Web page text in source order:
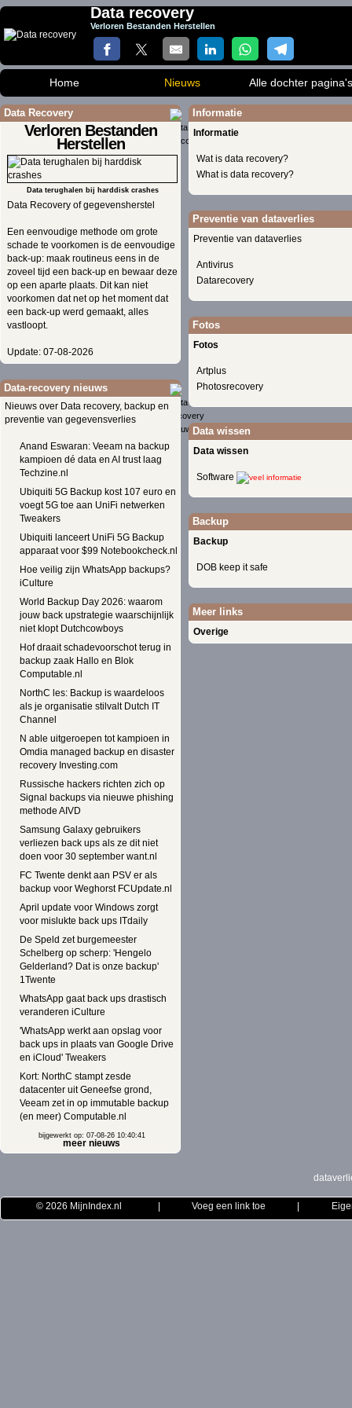
Data recovery
Verloren Bestanden Herstellen
Home Nieuws Alle dochter pagina's
Data Recovery
Verloren Bestanden
Herstellen
Data terughalen bij harddisk crashes
Data Recovery of gegevensherstel
Een eenvoudige methode om grote
schade te voorkomen is de eenvoudige
back-up: maak routineus eens in de
zoveel tijd een back-up en bewaar deze
op een aparte plaats. Dit kan niet
voorkomen dat net op het moment dat
een back-up werd gemaakt, alles
vastloopt.
Update: 07-08-2026
Data-recovery nieuws
Nieuws over Data recovery, backup en
preventie van gegevensverlies
Anand Eswaran: Veeam na backup
kampioen dé data en AI trust laag
Techzine.nl
Ubiquiti 5G Backup kost 107 euro en
voegt 5G toe aan UniFi netwerken
Tweakers
Ubiquiti lanceert UniFi 5G Backup
apparaat voor $99 Notebookcheck.nl
Hoe veilig zijn WhatsApp backups?
iCulture
World Backup Day 2026: waarom
jouw back upstrategie waarschijnlijk
niet klopt Dutchcowboys
Hof draait schadevoorschot terug in
backup zaak Hallo en Blok
Computable.nl
NorthC les: Backup is waardeloos
als je organisatie stilvalt Dutch IT
Channel
N able uitgeroepen tot kampioen in
Omdia managed backup en disaster
recovery Investing.com
Russische hackers richten zich op
Signal backups via nieuwe phishing
methode AIVD
Samsung Galaxy gebruikers
verliezen back ups als ze dit niet
doen voor 30 september want.nl
FC Twente denkt aan PSV er als
backup voor Weghorst FCUpdate.nl
April update voor Windows zorgt
voor mislukte back ups ITdaily
De Speld zet burgemeester
Schelberg op scherp: 'Hengelo
Gelderland? Dat is onze backup'
1Twente
WhatsApp gaat back ups drastisch
veranderen iCulture
'WhatsApp werkt aan opslag voor
back ups in plaats van Google Drive
en iCloud' Tweakers
Kort: NorthC stampt zesde
datacenter uit Geneefse grond,
Veeam zet in op immutable backup
(en meer) Computable.nl
bijgewerkt op: 07-08-26 10:40:41
meer nieuws
Informatie
Informatie
Wat is data recovery?
What is data recovery?
Preventie van dataverlies
Preventie van dataverlies
Antivirus
Datarecovery
Fotos
Fotos
Artplus
Photosrecovery
Data wissen
Data wissen
Software
Backup
Backup
DOB keep it safe
Meer links
Overige
© 2026 MijnIndex.nl Voeg een link toe